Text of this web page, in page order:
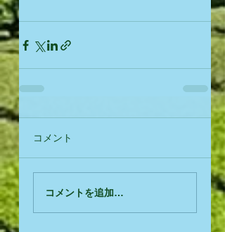
コメント
コメントを追加…